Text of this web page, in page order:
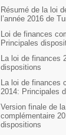
Résumé de la loi
l’année 2016 de
Loi de finances
Principales
La loi de finances
dispositions
La loi de finances
2014: Principales
Version finale de
complémentaire
dispositions